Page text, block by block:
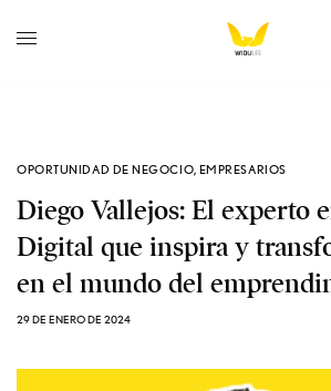
OPORTUNIDAD DE NEGOCIO, EMPRESARIOS
Diego Vallejos: El experto
Digital que inspira y
en el mundo del
29 DE ENERO DE 2024